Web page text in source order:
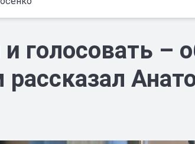
голосовать –